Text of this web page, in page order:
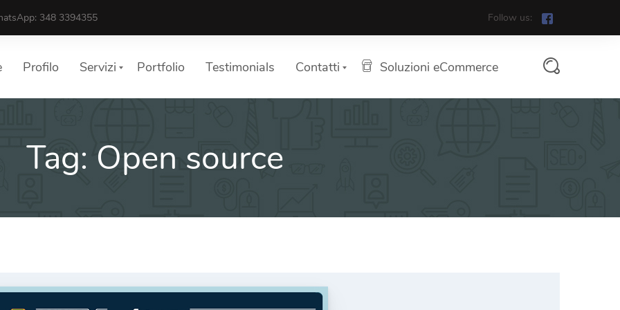
348 3394355 Follow us:
Profilo Servizi Portfolio Testimonials Contatti Soluzioni eCommerce
Tag: Open source